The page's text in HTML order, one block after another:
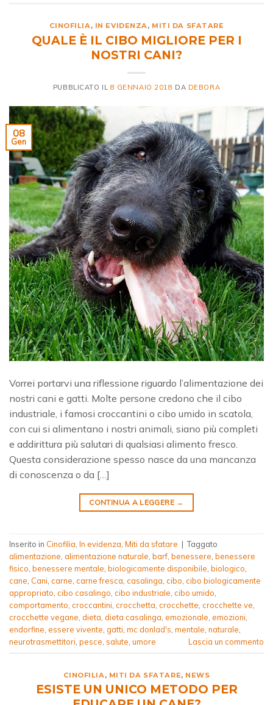
CINOFILIA, IN EVIDENZA, MITI DA SFATARE
QUALE È IL CIBO MIGLIORE PER I
NOSTRI CANI?
PUBBLICATO IL 8 GENNAIO 2018 DA DEBORA
08
Gen
Vorrei portarvi una riflessione riguardo l’alimentazione dei
nostri cani e gatti. Molte persone credono che il cibo
industriale, i famosi croccantini o cibo umido in scatola,
con cui si alimentano i nostri animali, siano più completi
e addirittura più salutari di qualsiasi alimento fresco.
Questa considerazione spesso nasce da una mancanza
di conoscenza o da […]
CONTINUA A LEGGERE →
Inserito in Cinofilia In evidenza Miti da sfatare | Taggato
alimentazione alimentazione naturale barf benessere benessere
fisico benessere mentale biologicamente disponibile biologico
cane Cani carne carne fresca casalinga cibo cibo biologicamente
appropriato cibo casalingo cibo industriale cibo umido
comportamento croccantini crocchetta crocchette crocchette ve
crocchette vegane dieta dieta casalinga emozionale emozioni
endorfine essere vivente gatti mc donlad's mentale naturale
neurotrasmettitori pesce salute umore Lascia un commento
CINOFILIA , MITI DA SFATARE, NEWS
ESISTE UN UNICO METODO PER